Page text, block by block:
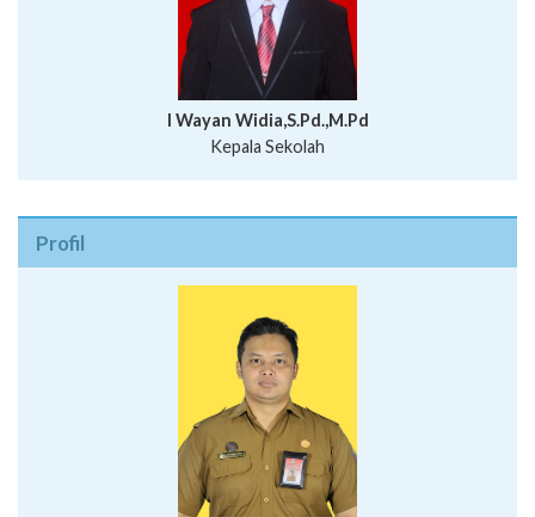
I Wayan Widia,S.Pd.,M.Pd
Kepala Sekolah
Profil